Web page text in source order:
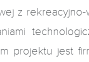
z
projektu jest